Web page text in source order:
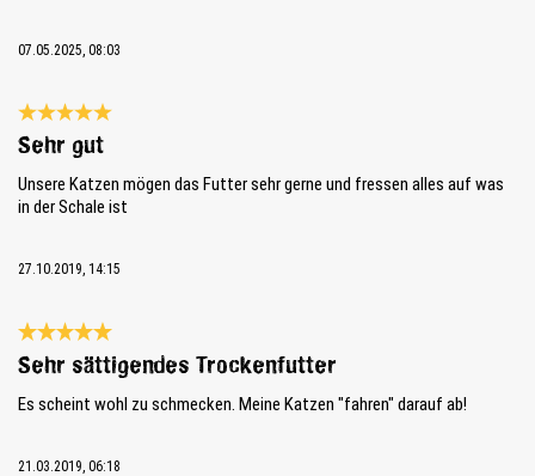
07.05.2025, 08:03
Recensie met een waardering van 5 van de 5 sterren
Sehr gut
Unsere Katzen mögen das Futter sehr gerne und fressen alles auf was
in der Schale ist
27.10.2019, 14:15
Recensie met een waardering van 5 van de 5 sterren
Sehr sättigendes Trockenfutter
Es scheint wohl zu schmecken. Meine Katzen "fahren" darauf ab!
21.03.2019, 06:18